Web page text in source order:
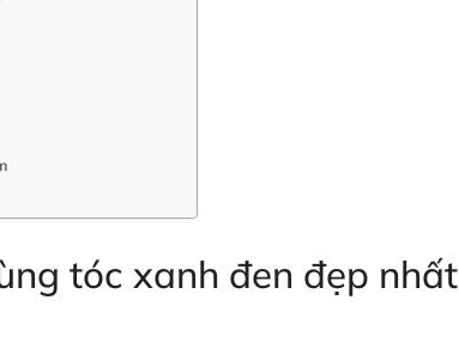
tóc xanh đen đẹp nhất